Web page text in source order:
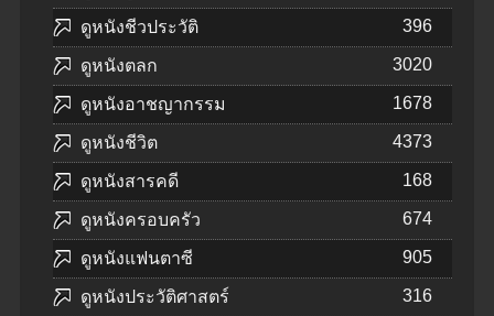
ดูหนังชีวประวัติ 396
ดูหนังตลก 3020
ดูหนังอาชญากรรม 1678
ดูหนังชีวิต 4373
ดูหนังสารคดี 168
ดูหนังครอบครัว 674
ดูหนังแฟนตาซี 905
ดูหนังประวัติศาสตร์ 316